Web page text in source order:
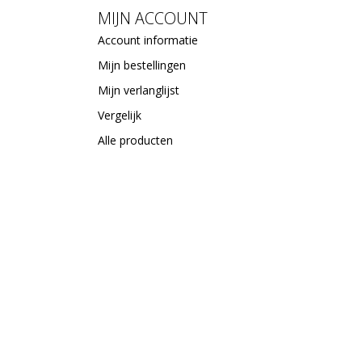
MIJN ACCOUNT
Account informatie
Mijn bestellingen
Mijn verlanglijst
Vergelijk
Alle producten